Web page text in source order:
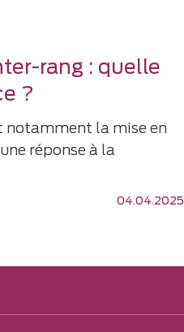
rang : quelle
?
04.04.2025
notamment la mise en
réponse à la